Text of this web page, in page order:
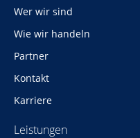
Wer wir sind
Wie wir handeln
Partner
Kontakt
Karriere
Leistungen